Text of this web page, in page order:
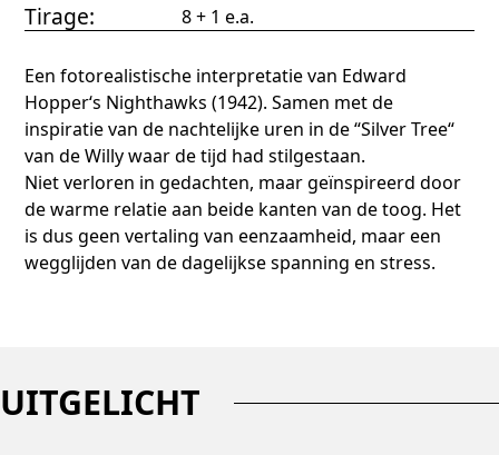
Tirage: 8 + 1 e.a.
Een fotorealistische interpretatie van Edward
Hopper‘s Nighthawks (1942). Samen met de
inspiratie van de nachtelijke uren in de “Silver Tree“
van de Willy waar de tijd had stilgestaan.
Niet verloren in gedachten, maar geïnspireerd door
de warme relatie aan beide kanten van de toog. Het
is dus geen vertaling van eenzaamheid, maar een
wegglijden van de dagelijkse spanning en stress.
UITGELICHT